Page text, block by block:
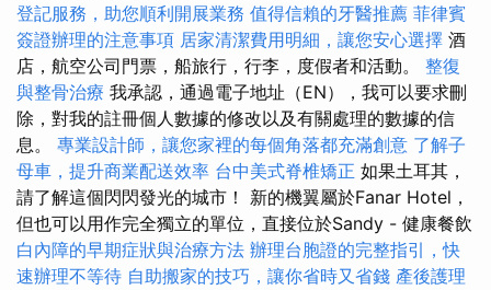
登記服務，助您順利開展業務 值得信賴的牙醫推薦 菲律賓
簽證辦理的注意事項 居家清潔費用明細，讓您安心選擇 酒
店，航空公司門票，船旅行，行李，度假者和活動。 整復
與整骨治療 我承認，通過電子地址（EN），我可以要求刪
除，對我的註冊個人數據的修改以及有關處理的數據的信
息。 專業設計師，讓您家裡的每個角落都充滿創意 了解子
母車，提升商業配送效率 台中美式脊椎矯正 如果土耳其，
請了解這個閃閃發光的城市！ 新的機翼屬於Fanar Hotel，
但也可以用作完全獨立的單位，直接位於Sandy - 健康餐飲
白內障的早期症狀與治療方法 辦理台胞證的完整指引，快
速辦理不等待 自助搬家的技巧，讓你省時又省錢 產後護理